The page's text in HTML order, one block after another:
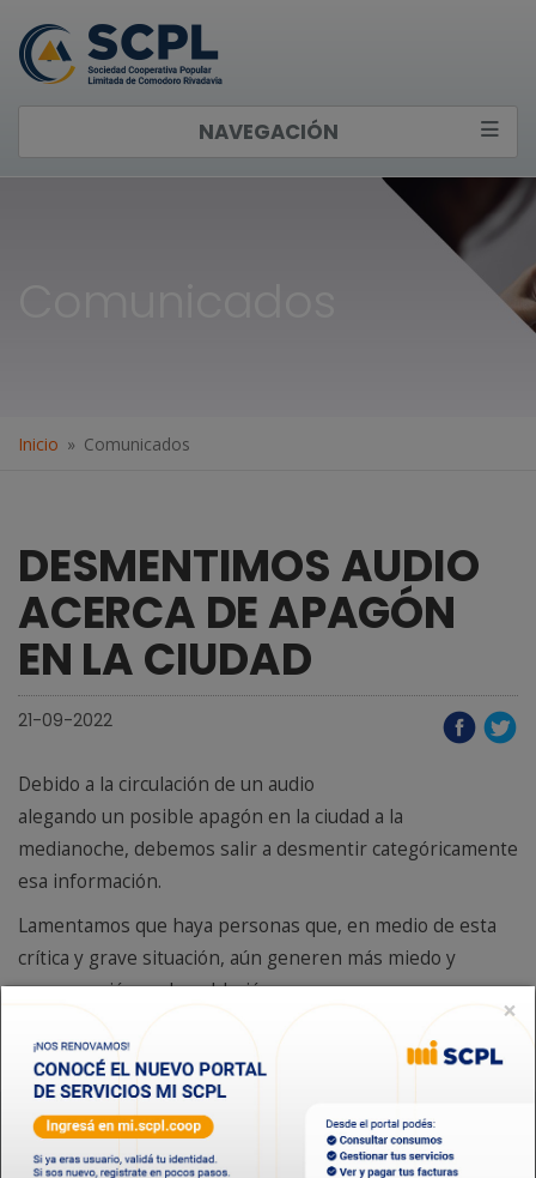
NAVEGACIÓN
Inicio Comunicados
DESMENTIMOS AUDIO
ACERCA DE APAGÓN
EN LA CIUDAD
21-09-2022
Debido a la circulación de un audio
alegando un posible apagón en la ciudad a la
medianoche, debemos salir a desmentir categóricamente
esa información.
Lamentamos que haya personas que, en medio de esta
crítica y grave situación, aún generen más miedo y
preocupación en la población.
CONSEJOS ÚTILES
×